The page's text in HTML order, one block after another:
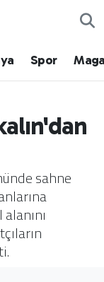
Spor
sahne